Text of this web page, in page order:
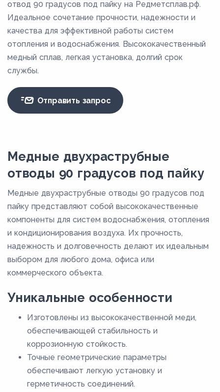
отвод 90 градусов под пайку на Редметсплав.рф.
Идеальное сочетание прочности, надежности и
качества для эффективной работы систем
отопления и водоснабжения. Высококачественный
медный сплав, легкая установка, долгий срок
службы.
Отправить запрос
Медные двухраструбные
отводы 90 градусов под пайку
Медные двухраструбные отводы 90 градусов под
пайку представляют собой высококачественные
компоненты для систем водоснабжения, отопления
и кондиционирования воздуха. Их прочность,
надежность и долговечность делают их идеальным
выбором для любого дома, офиса или
коммерческого объекта.
Уникальные особенности
Изготовлены из высококачественной меди,
обеспечивающей стабильность и
коррозионную стойкость.
Точные геометрические параметры
обеспечивают легкую установку и
герметичность соединений.